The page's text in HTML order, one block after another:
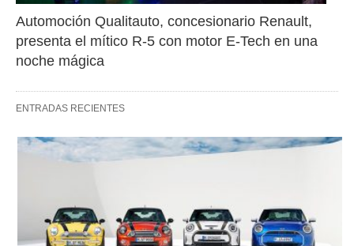
Automoción Qualitauto, concesionario Renault,
presenta el mítico R-5 con motor E-Tech en una
noche mágica
ENTRADAS RECIENTES